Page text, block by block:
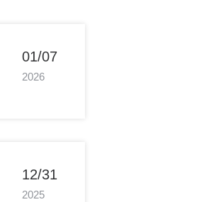
01/07
2026
12/31
2025